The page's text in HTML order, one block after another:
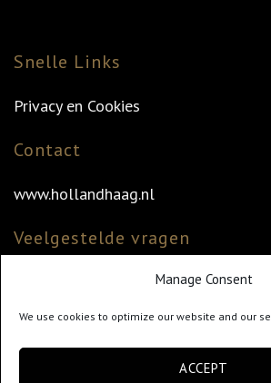
Manage Consent
We use cookies to optimize our website and our
ACCEPT
Snelle Links
Privacy en Cookies
Contact
www.hollandhaag.nl
Veelgestelde vragen
Veelgestelde vragen
Klantenservice